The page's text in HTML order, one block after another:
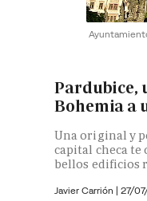
Pardubice,
Bohemia a
Una original y
capital checa te
bellos edificios
Javier Carrión | 27/